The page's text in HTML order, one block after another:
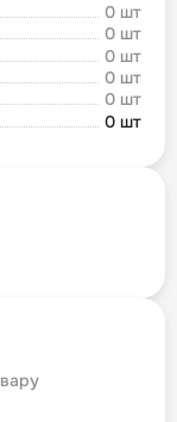
0 шт
0 шт
0 шт
0 шт
0 шт
0 шт